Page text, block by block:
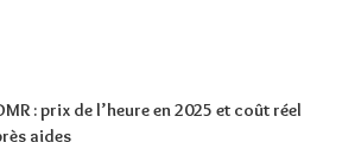
: prix de l’heure en 2025 et coût réel
aides